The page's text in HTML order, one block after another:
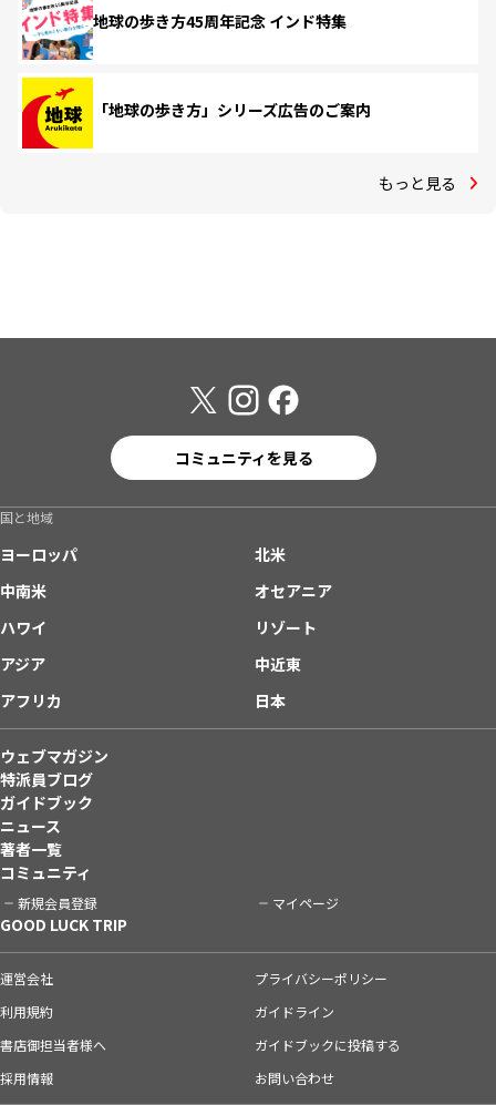
地球の歩き方45周年記念 インド特集
「地球の歩き方」シリーズ広告のご案内
もっと見る
コミュニティを見る
国と地域
ヨーロッパ
北米
中南米
オセアニア
ハワイ
リゾート
アジア
中近東
アフリカ
日本
ウェブマガジン
特派員ブログ
ガイドブック
ニュース
著者一覧
コミュニティ
新規会員登録 マイページ
GOOD LUCK TRIP
運営会社
プライバシーポリシー
利用規約
ガイドライン
書店御担当者様へ
ガイドブックに投稿する
採用情報
お問い合わせ